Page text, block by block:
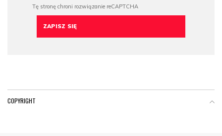
COPYRIGHT